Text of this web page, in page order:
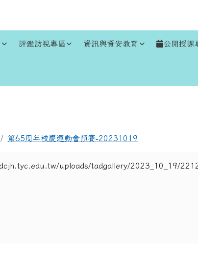
評鑑訪視專區 資訊與資安教育 公開授課
第65周年校慶運動會預賽-20231019